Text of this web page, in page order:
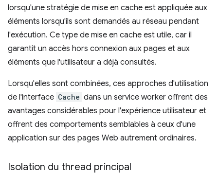
lorsqu'une stratégie de mise en cache est appliquée aux
éléments lorsqu'ils sont demandés au réseau pendant
l'exécution. Ce type de mise en cache est utile, car il
garantit un accès hors connexion aux pages et aux
éléments que l'utilisateur a déjà consultés.
Lorsqu'elles sont combinées, ces approches d'utilisation
de l'interface Cache dans un service worker offrent des
avantages considérables pour l'expérience utilisateur et
offrent des comportements semblables à ceux d'une
application sur des pages Web autrement ordinaires.
Isolation du thread principal